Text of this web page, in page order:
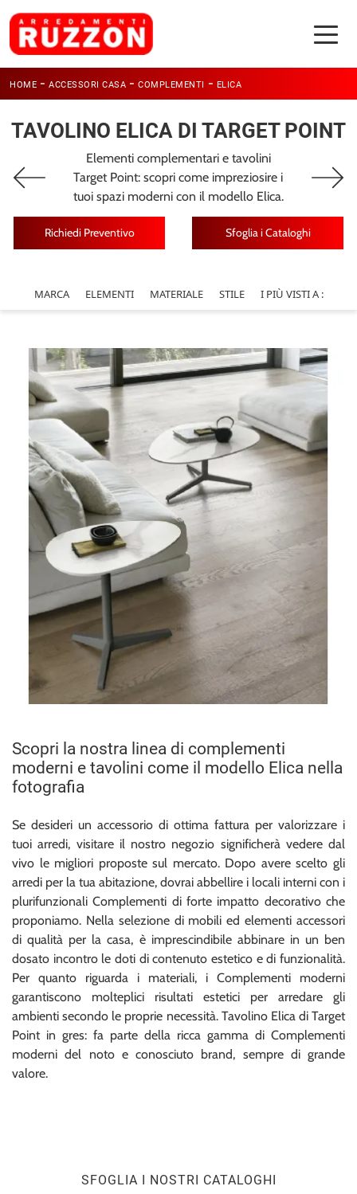
HOME - ACCESSORI CASA - COMPLEMENTI - ELICA
TAVOLINO ELICA DI TARGET POINT
Elementi complementari e tavolini
Target Point: scopri come impreziosire i
tuoi spazi moderni con il modello Elica.
Richiedi Preventivo Sfoglia i Cataloghi
MARCA ELEMENTI MATERIALE STILE I PIÙ VISTI A :
Scopri la nostra linea di complementi
moderni e tavolini come il modello Elica nella
fotografia
Se desideri un accessorio di ottima fattura per valorizzare i
tuoi arredi, visitare il nostro negozio significherà vedere dal
vivo le migliori proposte sul mercato. Dopo avere scelto gli
arredi per la tua abitazione, dovrai abbellire i locali interni con i
plurifunzionali Complementi di forte impatto decorativo che
proponiamo. Nella selezione di mobili ed elementi accessori
di qualità per la casa, è imprescindibile abbinare in un ben
dosato incontro le doti di contenuto estetico e di funzionalità.
Per quanto riguarda i materiali, i Complementi moderni
garantiscono molteplici risultati estetici per arredare gli
ambienti secondo le proprie necessità. Tavolino Elica di Target
Point in gres: fa parte della ricca gamma di Complementi
moderni del noto e conosciuto brand, sempre di grande
valore.
SFOGLIA I NOSTRI CATALOGHI